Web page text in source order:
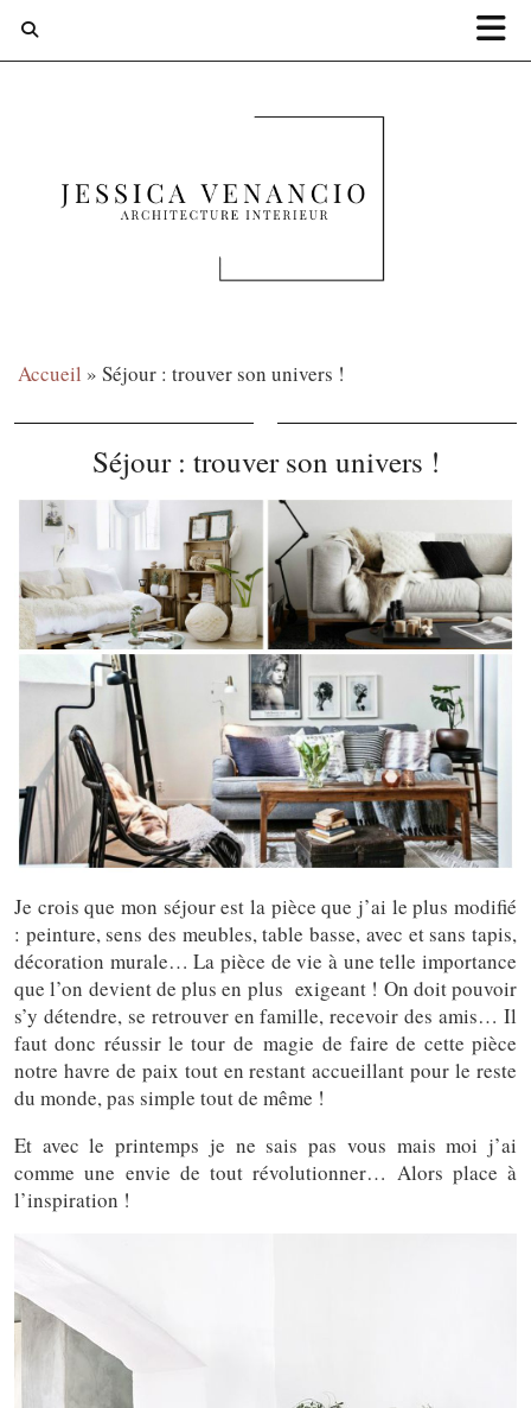
Accueil » Séjour : trouver son univers !
Séjour : trouver son univers !
Je crois que mon séjour est la pièce que j’ai le plus modifié
: peinture, sens des meubles, table basse, avec et sans tapis,
décoration murale… La pièce de vie à une telle importance
que l’on devient de plus en plus exigeant ! On doit pouvoir
s’y détendre, se retrouver en famille, recevoir des amis… Il
faut donc réussir le tour de magie de faire de cette pièce
notre havre de paix tout en restant accueillant pour le reste
du monde, pas simple tout de même !
Et avec le printemps je ne sais pas vous mais moi j’ai
comme une envie de tout révolutionner… Alors place à
l’inspiration !